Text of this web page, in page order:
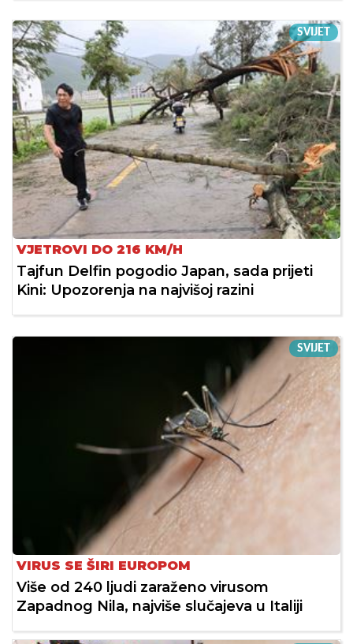
SVIJET
VJETROVI DO 216 KM/H
Tajfun Delfin pogodio Japan, sada prijeti
Kini: Upozorenja na najvišoj razini
SVIJET
VIRUS SE ŠIRI EUROPOM
Više od 240 ljudi zaraženo virusom
Zapadnog Nila, najviše slučajeva u Italiji